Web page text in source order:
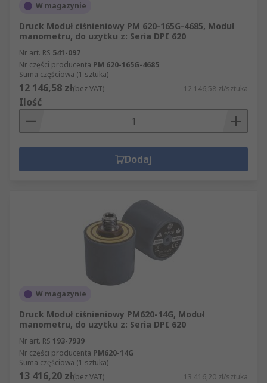
W magazynie
Druck Moduł ciśnieniowy PM 620-165G-4685, Moduł
manometru, do uzytku z: Seria DPI 620
Nr art. RS 541-097
Nr części producenta PM 620-165G-4685
Suma częściowa (1 sztuka)
12 146,58 zł(bez VAT) 12 146,58 zł/sztuka
Ilość
Dodaj
W magazynie
Druck Moduł ciśnieniowy PM620-14G, Moduł
manometru, do uzytku z: Seria DPI 620
Nr art. RS 193-7939
Nr części producenta PM620-14G
Suma częściowa (1 sztuka)
13 416,20 zł(bez VAT) 13 416,20 zł/sztuka